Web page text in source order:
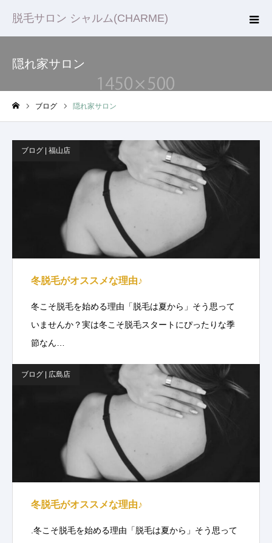
脱毛サロン シャルム(CHARME)
隠れ家サロン
ブログ 隠れ家サロン
ブログ | 福山店
冬脱毛がオススメな理由♪
冬こそ脱毛を始める理由「脱毛は夏から」そう思って
いませんか？実は冬こそ脱毛スタートにぴったりな季
節なん…
ブログ | 広島店
冬脱毛がオススメな理由♪
.冬こそ脱毛を始める理由「脱毛は夏から」そう思って